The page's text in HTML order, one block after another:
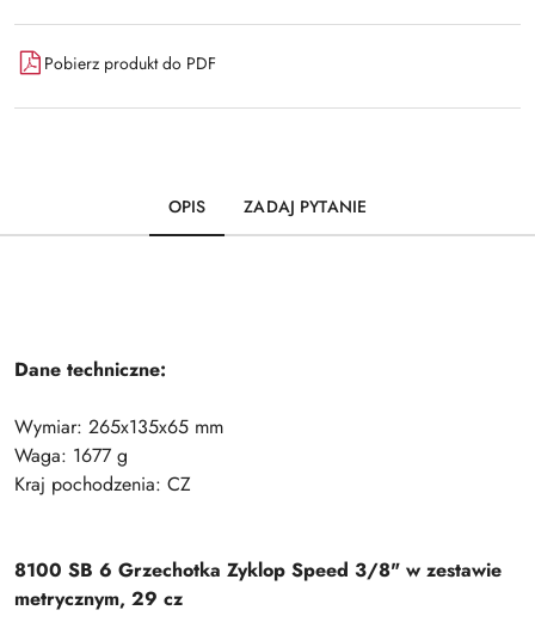
Pobierz produkt do PDF
OPIS ZADAJ PYTANIE
Dane techniczne:
Wymiar: 265x135x65 mm
Waga: 1677 g
Kraj pochodzenia: CZ
8100 SB 6 Grzechotka Zyklop Speed 3/8" w zestawie
metrycznym, 29 cz